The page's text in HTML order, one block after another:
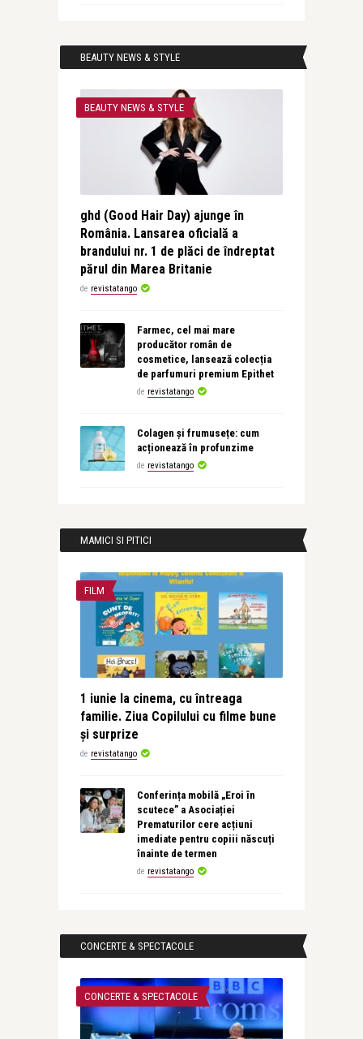
BEAUTY NEWS & STYLE
BEAUTY NEWS & STYLE
ghd (Good Hair Day) ajunge în
România. Lansarea oficială a
brandului nr. 1 de plăci de îndreptat
părul din Marea Britanie
de revistatango
Farmec, cel mai mare
producător român de
cosmetice, lansează colecția
de parfumuri premium Epithet
de revistatango
Colagen și frumusețe: cum
acționează în profunzime
de revistatango
MAMICI SI PITICI
FILM
1 iunie la cinema, cu întreaga
familie. Ziua Copilului cu filme bune
și surprize
de revistatango
Conferința mobilă „Eroi în
scutece” a Asociației
Prematurilor cere acțiuni
imediate pentru copiii născuți
înainte de termen
de revistatango
CONCERTE & SPECTACOLE
CONCERTE & SPECTACOLE